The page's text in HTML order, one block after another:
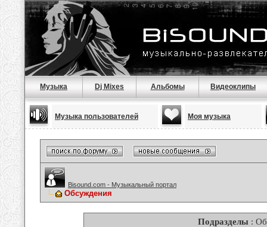
Музыка Dj Mixes Альбомы Видеоклипы
Музыка пользователей Моя музыка
Bisound.com - Музыкальный портал
Обсуждения
Подразделы :